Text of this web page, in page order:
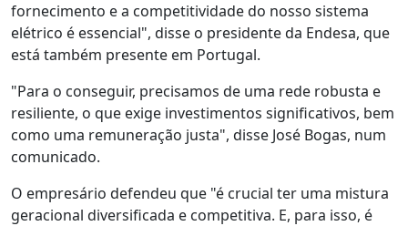
fornecimento e a competitividade do nosso sistema
elétrico é essencial", disse o presidente da Endesa, que
está também presente em Portugal.
"Para o conseguir, precisamos de uma rede robusta e
resiliente, o que exige investimentos significativos, bem
como uma remuneração justa", disse José Bogas, num
comunicado.
O empresário defendeu que "é crucial ter uma mistura
geracional diversificada e competitiva. E, para isso, é